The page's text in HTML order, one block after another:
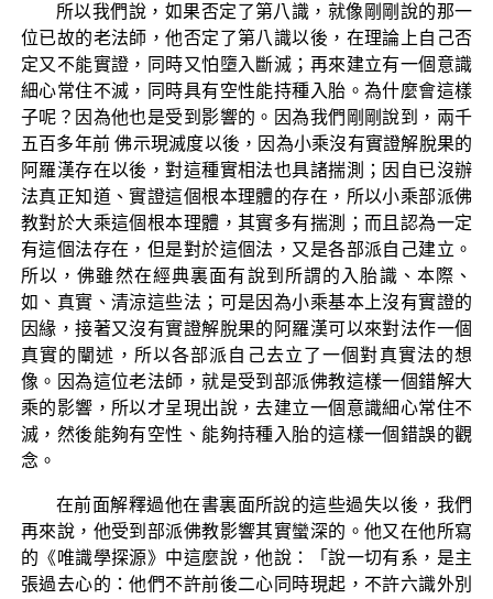
所以我們說，如果否定了第八識，就像剛剛說的那一
位已故的老法師，他否定了第八識以後，在理論上自己否
定又不能實證，同時又怕墮入斷滅；再來建立有一個意識
細心常住不滅，同時具有空性能持種入胎。為什麼會這樣
子呢？因為他也是受到影響的。因為我們剛剛說到，兩千
五百多年前 佛示現滅度以後，因為小乘沒有實證解脫果的
阿羅漢存在以後，對這種實相法也具諸揣測；因自已沒辦
法真正知道、實證這個根本理體的存在，所以小乘部派佛
教對於大乘這個根本理體，其實多有揣測；而且認為一定
有這個法存在，但是對於這個法，又是各部派自己建立。
所以，佛雖然在經典裏面有說到所謂的入胎識、本際、
如、真實、清涼這些法；可是因為小乘基本上沒有實證的
因緣，接著又沒有實證解脫果的阿羅漢可以來對法作一個
真實的闡述，所以各部派自己去立了一個對真實法的想
像。因為這位老法師，就是受到部派佛教這樣一個錯解大
乘的影響，所以才呈現出說，去建立一個意識細心常住不
滅，然後能夠有空性、能夠持種入胎的這樣一個錯誤的觀
念。
在前面解釋過他在書裏面所說的這些過失以後，我們
再來說，他受到部派佛教影響其實蠻深的。他又在他所寫
的《唯識學探源》中這麼說，他說：「說一切有系，是主
張過去心的：他們不許前後二心同時現起，不許六識外別